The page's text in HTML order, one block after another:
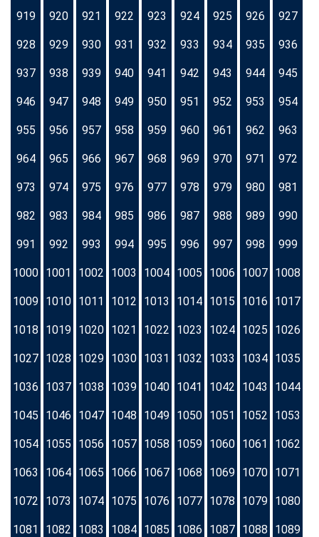
919 920 921 922 923 924 925 926 927
928 929 930 931 932 933 934 935 936
937 938 939 940 941 942 943 944 945
946 947 948 949 950 951 952 953 954
955 956 957 958 959 960 961 962 963
964 965 966 967 968 969 970 971 972
973 974 975 976 977 978 979 980 981
982 983 984 985 986 987 988 989 990
991 992 993 994 995 996 997 998 999
1000 1001 1002 1003 1004 1005 1006 1007 1008
1009 1010 1011 1012 1013 1014 1015 1016 1017
1018 1019 1020 1021 1022 1023 1024 1025 1026
1027 1028 1029 1030 1031 1032 1033 1034 1035
1036 1037 1038 1039 1040 1041 1042 1043 1044
1045 1046 1047 1048 1049 1050 1051 1052 1053
1054 1055 1056 1057 1058 1059 1060 1061 1062
1063 1064 1065 1066 1067 1068 1069 1070 1071
1072 1073 1074 1075 1076 1077 1078 1079 1080
1081 1082 1083 1084 1085 1086 1087 1088 1089